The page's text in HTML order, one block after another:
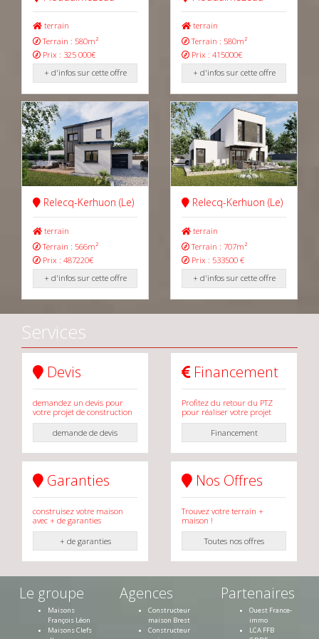
terrain
Terrain : 580m²
Prix : 325 000€
+ d'infos sur cette offre
terrain
Terrain : 580m²
Prix : 415000€
+ d'infos sur cette offre
Relecq-Kerhuon (Le)
terrain
Terrain : 566m²
Prix : 487220€
+ d'infos sur cette offre
Relecq-Kerhuon (Le)
terrain
Terrain : 707m²
Prix : 533500 €
+ d'infos sur cette offre
Services
Devis
demandez un devis pour
votre projet de construction
demande de devis
Financement
Profitez du retour du PTZ
pour réaliser votre projet
Financement
Garanties
construisez votre maison
avec + de garanties
+ de garanties
Nos Offres
Trouvez votre terrain +
maison !
Toutes nos offres
Le groupe
Maisons
François Léon
Maisons Clefs
Agences
Constructeur
maison Brest
Constructeur
Partenaires
Ouest France-
immo
LCA FFB